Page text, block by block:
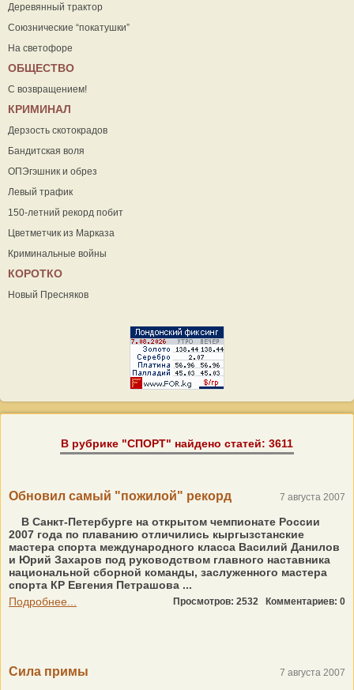
Деревянный трактор
Союзнические “покатушки”
На светофоре
ОБЩЕСТВО
С возвращением!
КРИМИНАЛ
Дерзость скотокрадов
Бандитская воля
ОПЭгэшник и обрез
Левый трафик
150-летний рекорд побит
Цветметчик из Марказа
Криминальные войны
КОРОТКО
Новый Пресняков
В рубрике "СПОРТ" найдено статей: 3611
Обновил самый "пожилой" рекорд 7 августа 2007
В Санкт-Петербурге на открытом чемпионате России
2007 года по плаванию отличились кыргызстанские
мастера спорта международного класса Василий Данилов
и Юрий Захаров под руководством главного наставника
национальной сборной команды, заслуженного мастера
спорта КР Евгения Петрашова ...
Подробнее...
Просмотров: 2532 Комментариев: 0
Сила примы 7 августа 2007